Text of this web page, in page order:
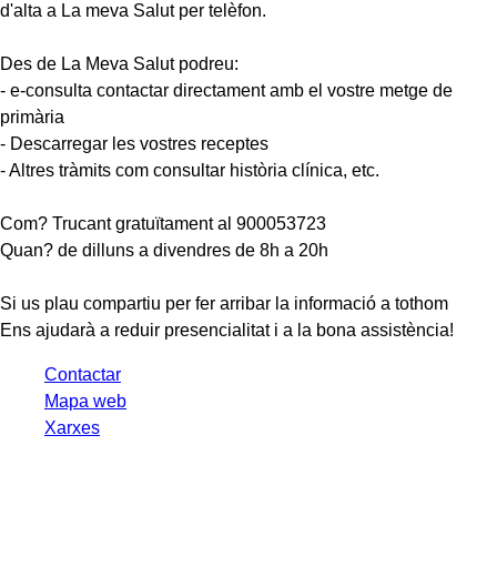
d'alta a La meva Salut per telèfon.
Des de La Meva Salut podreu:
- e-consulta contactar directament amb el vostre metge de
primària
- Descarregar les vostres receptes
- Altres tràmits com consultar història clínica, etc.
Com? Trucant gratuïtament al 900053723
Quan? de dilluns a divendres de 8h a 20h
Si us plau compartiu per fer arribar la informació a tothom
Ens ajudarà a reduir presencialitat i a la bona assistència!
Contactar
Mapa web
Xarxes